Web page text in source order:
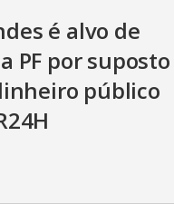
é alvo de
PF por suposto
público